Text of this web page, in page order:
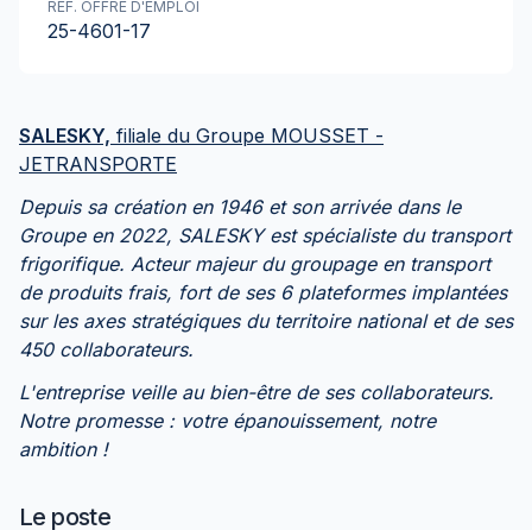
SALESKY, filiale du Groupe MOUSSET -
JETRANSPORTE
Depuis sa création en 1946 et son arrivée dans le
Groupe en 2022, SALESKY est spécialiste du transport
frigorifique. Acteur majeur du groupage en transport
de produits frais, fort de ses 6 plateformes implantées
sur les axes stratégiques du territoire national et de ses
450 collaborateurs.
L'entreprise veille au bien-être de ses collaborateurs.
Notre promesse : votre épanouissement, notre
ambition !
Le poste
RÉF. OFFRE D'EMPLOI
25-4601-17